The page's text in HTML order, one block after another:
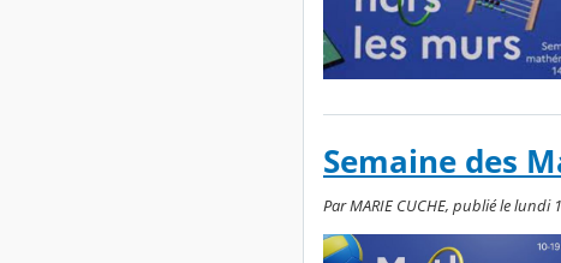
Semaine des
Par MARIE CUCHE, publié le